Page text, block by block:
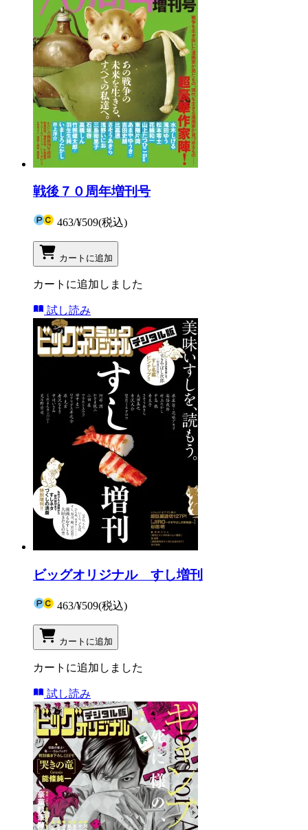
戦後７０周年増刊号
463/¥509(税込)
カートに追加
カートに追加しました
試し読み
ビッグオリジナル すし増刊
463/¥509(税込)
カートに追加
カートに追加しました
試し読み